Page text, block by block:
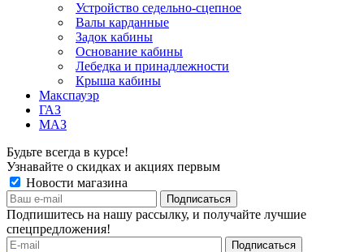
Устройство седельно-сцепное
Валы карданные
Задок кабины
Основание кабины
Лебедка и принадлежности
Крыша кабины
Макспауэр
ГАЗ
МАЗ
Будьте всегда в курсе!
Узнавайте о скидках и акциях первым
Новости магазина
Подпишитесь на нашу рассылку, и получайте лучшие
спецпредложения!